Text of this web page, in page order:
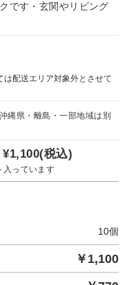
です・玄関やリビング
配送エリア対象外とさせて
縄県・離島・一部地域は別
¥1,100(税込)
入っています
10個
￥ 1,100